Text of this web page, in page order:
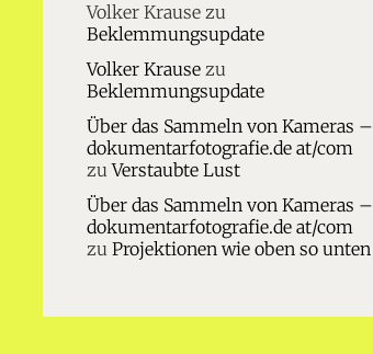
Volker Krausezu
Beklemmungsupdate
Volker Krausezu
Beklemmungsupdate
Über das Sammeln von Kameras –
dokumentarfotografie.de at/com
zuVerstaubte Lust
Über das Sammeln von Kameras –
dokumentarfotografie.de at/com
zu Projektionen wie oben so unten